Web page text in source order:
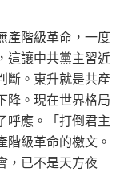
產階級革命，一度
這讓中共黨主習近
斷。東升就是共產
降。現在世界格局
呼應。「打倒君主
階級革命的檄文。
，已不是天方夜